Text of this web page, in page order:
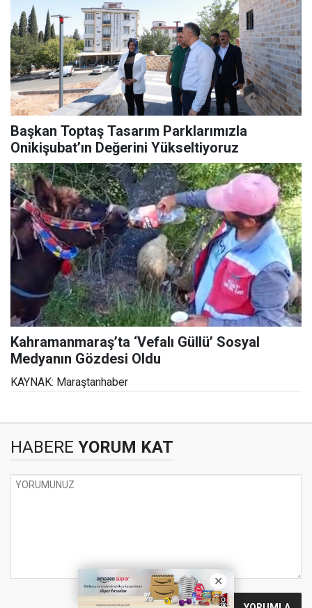
Başkan Toptaş Tasarım Parklarımızla
Onikişubat’ın Değerini Yükseltiyoruz
Kahramanmaraş’ta ‘Vefalı Güllü’ Sosyal
Medyanın Gözdesi Oldu
KAYNAK: Maraştanhaber
HABERE YORUM KAT